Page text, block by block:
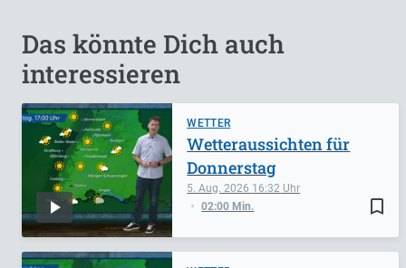
Das könnte Dich auch
interessieren
WETTER
bookmark_border
5. Aug. 2026 16:32
02:00 Min.
Wetteraussichten für
Donnerstag